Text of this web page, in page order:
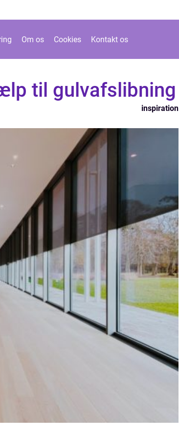
Om os Cookies Kontakt os
til gulvafslibning
inspiration